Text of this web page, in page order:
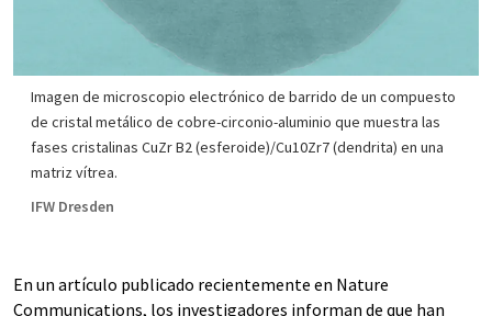
Imagen de microscopio electrónico de barrido de un compuesto
de cristal metálico de cobre-circonio-aluminio que muestra las
fases cristalinas CuZr B2 (esferoide)/Cu10Zr7 (dendrita) en una
matriz vítrea.
IFW Dresden
En un artículo publicado recientemente en Nature
Communications, los investigadores informan de que han